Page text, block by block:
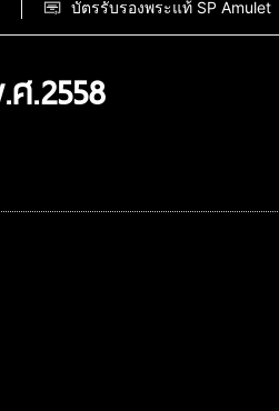
บัตรรับรองพระแท้ SP Amulet
.2558